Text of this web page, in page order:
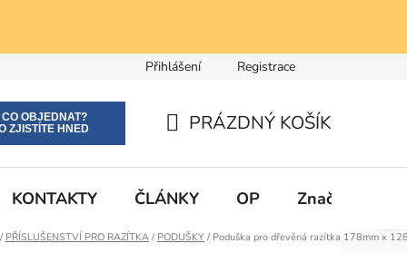
Přihlášení Registrace
KOŠÍK
PRÁZDNÝ KOŠÍK
KONTAKTY ČLÁNKY OP Značky
Domů
/ PŘÍSLUŠENSTVÍ PRO RAZÍTKA / PODUŠKY / Poduška pro dřevěná razítka 178mm x
CO OBJEDNAT?
ZJISTÍTE HNED